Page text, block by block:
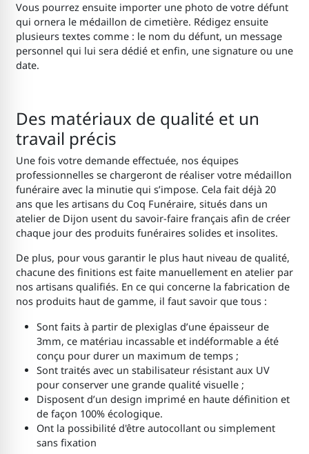
Vous pourrez ensuite importer une photo de votre défunt
qui ornera le médaillon de cimetière. Rédigez ensuite
plusieurs textes comme : le nom du défunt, un message
personnel qui lui sera dédié et enfin, une signature ou une
date.
Des matériaux de qualité et un
travail précis
Une fois votre demande effectuée, nos équipes
professionnelles se chargeront de réaliser votre médaillon
funéraire avec la minutie qui s’impose. Cela fait déjà 20
ans que les artisans du Coq Funéraire, situés dans un
atelier de Dijon usent du savoir-faire français afin de créer
chaque jour des produits funéraires solides et insolites.
De plus, pour vous garantir le plus haut niveau de qualité,
chacune des finitions est faite manuellement en atelier par
nos artisans qualifiés. En ce qui concerne la fabrication de
nos produits haut de gamme, il faut savoir que tous :
Sont faits à partir de plexiglas d’une épaisseur de
3mm, ce matériau incassable et indéformable a été
conçu pour durer un maximum de temps ;
Sont traités avec un stabilisateur résistant aux UV
pour conserver une grande qualité visuelle ;
Disposent d’un design imprimé en haute définition et
de façon 100% écologique.
Ont la possibilité d'être autocollant ou simplement
sans fixation